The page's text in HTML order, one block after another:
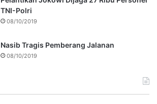
TNI-Polri
08/10/2019
Nasib Tragis Pemberang Jalanan
08/10/2019